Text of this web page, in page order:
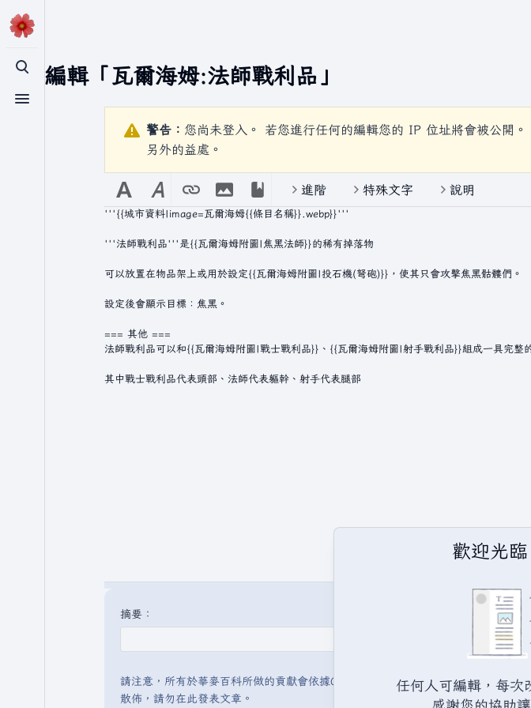
切換搜尋
切換選單
正在編輯「瓦爾海姆:法師戰利品 」
警告： 您尚未登入。 若您進行任何的編輯您的 IP 位址將會被公開。
另外的益處。
進階 特殊文字 說明
摘要：
請注意，所有於華麥百科所做的貢獻會依據CC BY-SA（創用CC 姓名標示─相同方
散佈，請勿在此發表文章。
歡迎光
任何人可編輯，每次
感謝您的協助